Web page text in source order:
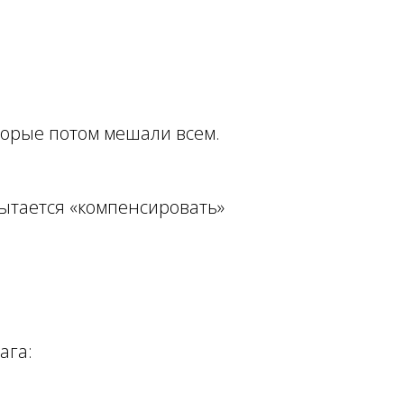
потом мешали всем.
«компенсировать»